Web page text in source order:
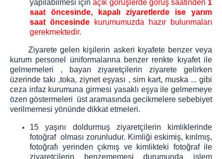
HÜKÜMLÜ / TUTUKLU İŞLEMLERİ
PARA YATIRMA İŞLEMLERİ
E-Görüş Hesabına Para Yatırma İşlemi
TÜRK LİRASI PARA YATIRMA İŞLEMLERİ
EURO / DOLAR PARA YATIRMA İŞLEMLERİ
H/T TELEFON GÖRÜŞ GÜNLERİ
TELEFON GÖRÜŞÜ İÇİN GEREKLİ EVRAKLAR
Görüntülü Görüşme (e-görüş)
ADRES VE İLETİŞİM BİLGİLERİ
BİZE ULAŞIN
yapılabilmesi içinaçık görüşlerde görüş saatinden 1
saat öncesinde,
kapalı ziyaretlerde ise yarım
saat öncesinde kurumumuzda hazır bulunmaları
gerekmektedir.
Ziyarete gelen kişilerin askeri kıyafete benzer veya
kurum personel üniformalarına benzer renkte kıyafet ile
gelmemeleri , bayan ziyaretçilerin ziyarete gelirken
üzerinde takı ,toka, ziynet eşyası , sim kart, muska ... gibi
ceza infaz kurumuna girmesi yasaklı eşya ile gelmemeye
özen göstermeleri üst aramasında gecikmelere sebebiyet
verilmemesi yönünde dikkat etmeleri.
15 yaşını doldurmuş ziyaretçilerin kimliklerinde
fotoğraf olması zorunludur. Kimliği eskimiş, kırılmış,
fotoğrafı yerinden çıkmış ve kimlikteki fotoğraf ile
ziyaretçilerin benzememesi durumunda işlem